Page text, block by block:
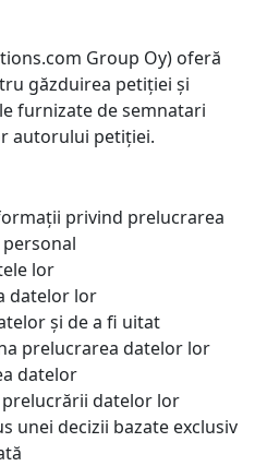
Group Oy) oferă
găzduirea petiției și
furnizate de semnatari
autorului petiției.
privind prelucrarea
lor
datelor lor
și de a fi uitat
prelucrarea datelor lor
datelor
datelor lor
unei decizii bazate exclusiv